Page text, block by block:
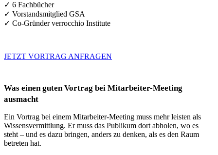
✓ 6 Fachbücher
✓ Vorstandsmitglied GSA
✓ Co-Gründer verrocchio Institute
JETZT VORTRAG ANFRAGEN
Was einen guten Vortrag bei Mitarbeiter-Meeting
ausmacht
Ein Vortrag bei einem Mitarbeiter-Meeting muss mehr leisten als
Wissensvermittlung. Er muss das Publikum dort abholen, wo es
steht – und es dazu bringen, anders zu denken, als es den Raum
betreten hat.